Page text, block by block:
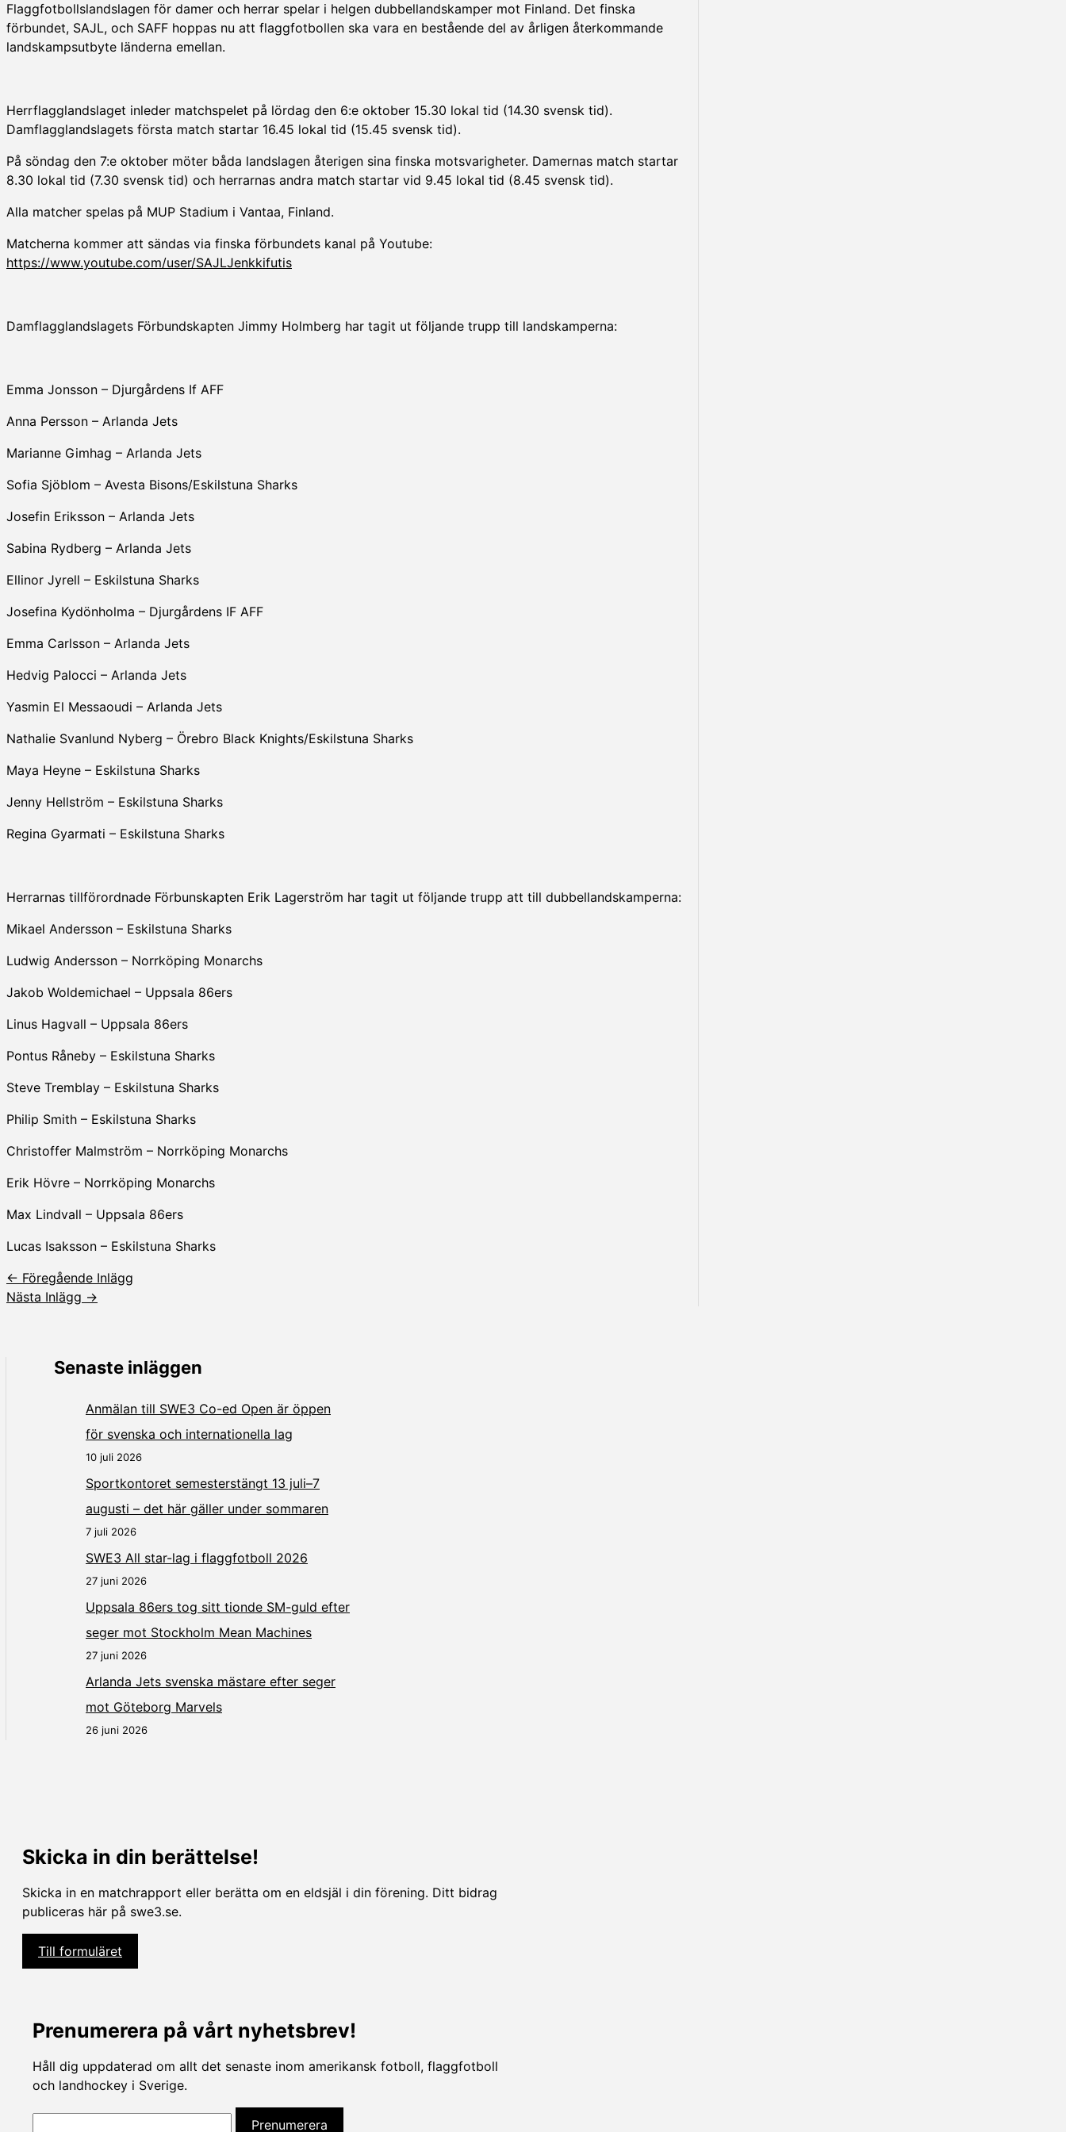
Flaggfotbollslandslagen för damer och herrar spelar i helgen dubbellandskamper mot Finland. Det finska
förbundet, SAJL, och SAFF hoppas nu att flaggfotbollen ska vara en bestående del av årligen återkommande
landskampsutbyte länderna emellan.
Herrflagglandslaget inleder matchspelet på lördag den 6:e oktober 15.30 lokal tid (14.30 svensk tid).
Damflagglandslagets första match startar 16.45 lokal tid (15.45 svensk tid).
På söndag den 7:e oktober möter båda landslagen återigen sina finska motsvarigheter. Damernas match startar
8.30 lokal tid (7.30 svensk tid) och herrarnas andra match startar vid 9.45 lokal tid (8.45 svensk tid).
Alla matcher spelas på MUP Stadium i Vantaa, Finland.
Matcherna kommer att sändas via finska förbundets kanal på Youtube:
https://www.youtube.com/user/SAJLJenkkifutis
Damflagglandslagets Förbundskapten Jimmy Holmberg har tagit ut följande trupp till landskamperna:
Emma Jonsson – Djurgårdens If AFF
Anna Persson – Arlanda Jets
Marianne Gimhag – Arlanda Jets
Sofia Sjöblom – Avesta Bisons/Eskilstuna Sharks
Josefin Eriksson – Arlanda Jets
Sabina Rydberg – Arlanda Jets
Ellinor Jyrell – Eskilstuna Sharks
Josefina Kydönholma – Djurgårdens IF AFF
Emma Carlsson – Arlanda Jets
Hedvig Palocci – Arlanda Jets
Yasmin El Messaoudi – Arlanda Jets
Nathalie Svanlund Nyberg – Örebro Black Knights/Eskilstuna Sharks
Maya Heyne – Eskilstuna Sharks
Jenny Hellström – Eskilstuna Sharks
Regina Gyarmati – Eskilstuna Sharks
Herrarnas tillförordnade Förbunskapten Erik Lagerström har tagit ut följande trupp att till dubbellandskamperna:
Mikael Andersson – Eskilstuna Sharks
Ludwig Andersson – Norrköping Monarchs
Jakob Woldemichael – Uppsala 86ers
Linus Hagvall – Uppsala 86ers
Pontus Råneby – Eskilstuna Sharks
Steve Tremblay – Eskilstuna Sharks
Philip Smith – Eskilstuna Sharks
Christoffer Malmström – Norrköping Monarchs
Erik Hövre – Norrköping Monarchs
Max Lindvall – Uppsala 86ers
Lucas Isaksson – Eskilstuna Sharks
← Föregående Inlägg
Nästa Inlägg →
Senaste inläggen
Anmälan till SWE3 Co-ed Open är öppen
för svenska och internationella lag
10 juli 2026
Sportkontoret semesterstängt 13 juli–7
augusti – det här gäller under sommaren
7 juli 2026
SWE3 All star-lag i flaggfotboll 2026
27 juni 2026
Uppsala 86ers tog sitt tionde SM-guld efter
seger mot Stockholm Mean Machines
27 juni 2026
Arlanda Jets svenska mästare efter seger
mot Göteborg Marvels
26 juni 2026
Skicka in din berättelse!
Skicka in en matchrapport eller berätta om en eldsjäl i din förening. Ditt bidrag
publiceras här på swe3.se.
Till formuläret
Prenumerera på vårt nyhetsbrev!
Håll dig uppdaterad om allt det senaste inom amerikansk fotboll, flaggfotboll
och landhockey i Sverige.